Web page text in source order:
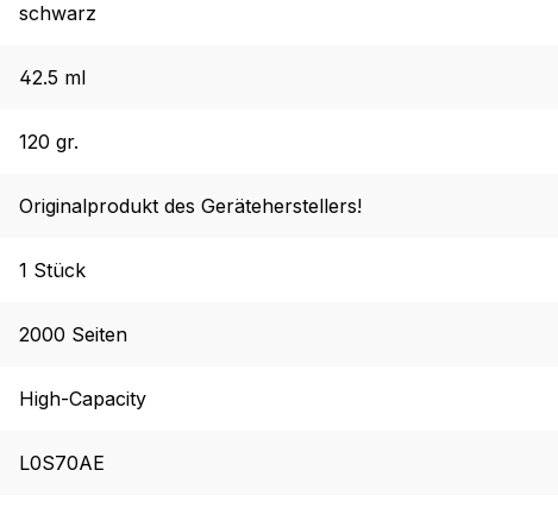
schwarz
42.5 ml
120 gr.
Originalprodukt des Geräteherstellers!
1 Stück
2000 Seiten
High-Capacity
L0S70AE